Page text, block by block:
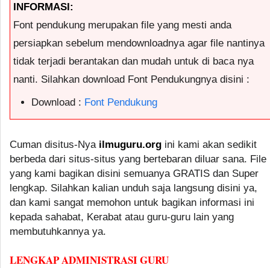
INFORMASI:
Font pendukung merupakan file yang mesti anda
persiapkan sebelum mendownloadnya agar file nantinya
tidak terjadi berantakan dan mudah untuk di baca nya
nanti. Silahkan download Font Pendukungnya disini :
Download : Font Pendukung
Cuman disitus-Nya ilmuguru.org ini kami akan sedikit
berbeda dari situs-situs yang bertebaran diluar sana. File
yang kami bagikan disini semuanya GRATIS dan Super
lengkap. Silahkan kalian unduh saja langsung disini ya,
dan kami sangat memohon untuk bagikan informasi ini
kepada sahabat, Kerabat atau guru-guru lain yang
membutuhkannya ya.
LENGKAP ADMINISTRASI GURU